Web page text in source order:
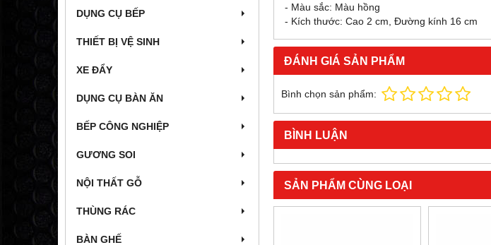
DỤNG CỤ BẾP
THIẾT BỊ VỆ SINH
XE ĐẨY
DỤNG CỤ BÀN ĂN
BẾP CÔNG NGHIỆP
GƯƠNG SOI
NỘI THẤT GỖ
THÙNG RÁC
BÀN GHẾ
- Màu sắc: Màu hồng
- Kích thước: Cao 2 cm, Đường kính 16 cm
ĐÁNH GIÁ SẢN PHẨM
Bình chọn sản phẩm:
BÌNH LUẬN
SẢN PHẨM CÙNG LOẠI